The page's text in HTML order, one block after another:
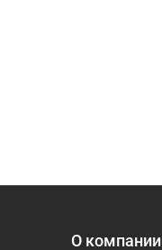
О компании